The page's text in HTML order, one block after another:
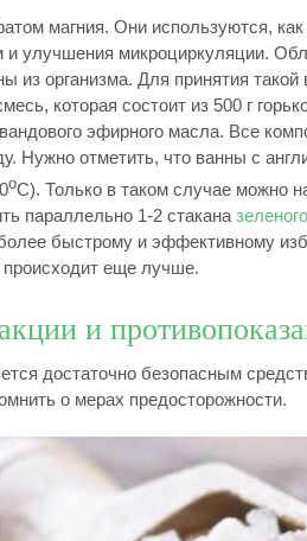
магния. Они используются,
и улучшения микроциркуляции.
из организма. Для принятия
которая состоит из 500 г
эфирного масла. Все
Нужно отметить, что ванны с
оС). Только в таком случае можно
параллельно 1-2 стакана
быстрому и эффективному
происходит еще лучше.
и
достаточно безопасным
о мерах предосторожности.